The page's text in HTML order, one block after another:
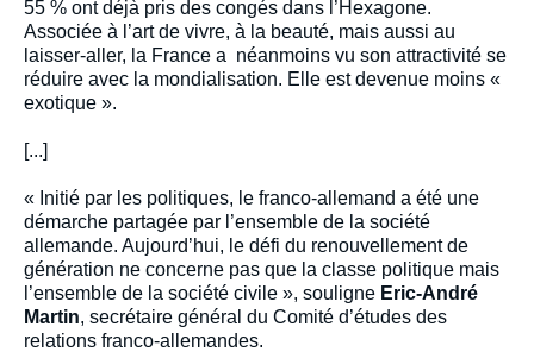
55 % ont déjà pris des congés dans l’Hexagone.
Associée à l’art de vivre, à la beauté, mais aussi au
laisser-aller, la France a néanmoins vu son attractivité se
réduire avec la mondialisation. Elle est devenue moins «
exotique ».
[...]
« Initié par les politiques, le franco-allemand a été une
démarche partagée par l’ensemble de la société
allemande. Aujourd’hui, le défi du renouvellement de
génération ne concerne pas que la classe politique mais
l’ensemble de la société civile », souligne Eric-André
Martin, secrétaire général du Comité d’études des
relations franco-allemandes.